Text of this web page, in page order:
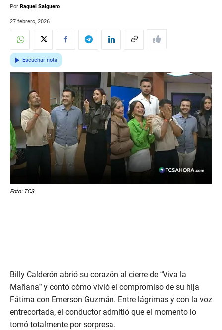
Por Raquel Salguero
27 febrero, 2026
Escuchar nota
Foto: TCS
Billy Calderón abrió su corazón al cierre de “Viva la
Mañana” y contó cómo vivió el compromiso de su hija
Fátima con Emerson Guzmán. Entre lágrimas y con la voz
entrecortada, el conductor admitió que el momento lo
tomó totalmente por sorpresa.